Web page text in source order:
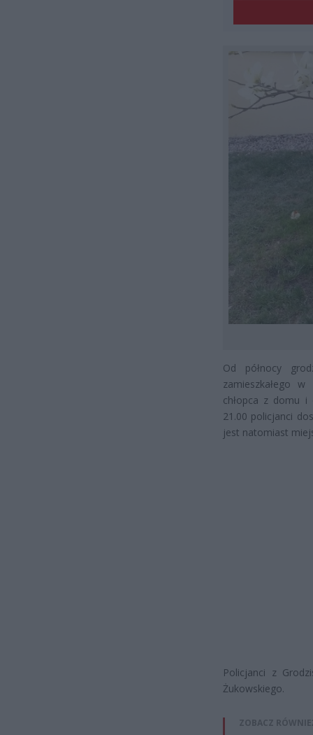
Od północy
zamieszkałego
chłopca z domu i
21.00 policjanci
jest natomiast
Policjanci z
Żukowskiego.
ZOBACZ